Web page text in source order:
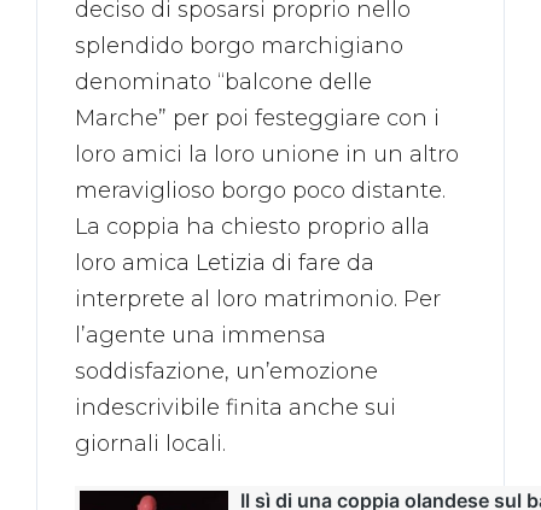
deciso di sposarsi proprio nello
splendido borgo marchigiano
denominato “balcone delle
Marche” per poi festeggiare con i
loro amici la loro unione in un altro
meraviglioso borgo poco distante.
La coppia ha chiesto proprio alla
loro amica Letizia di fare da
interprete al loro matrimonio. Per
l’agente una immensa
soddisfazione, un’emozione
indescrivibile finita anche sui
giornali locali.